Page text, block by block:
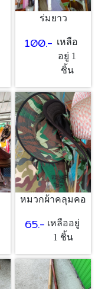
ร่มยาว
100.- เหลือ
อยู่ 1
ชิ้น
หมวกผ้าคลุมคอ
65.- เหลืออยู่
1 ชิ้น